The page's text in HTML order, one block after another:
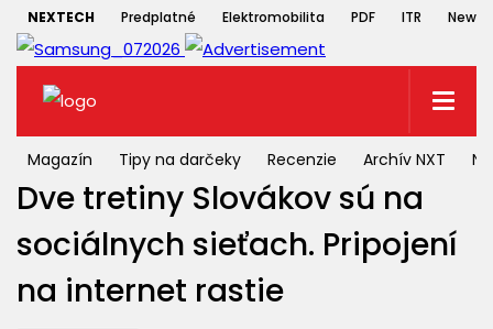
NEXTECH Predplatné Elektromobilita PDF ITR
Magazín Tipy na darčeky Recenzie Archív NXT
Dve tretiny Slovákov sú na
sociálnych sieťach. Pripojení
na internet rastie